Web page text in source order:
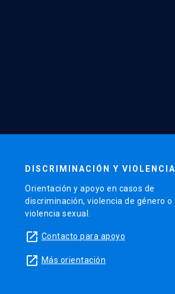
DISCRIMINACIÓN Y VIOLENCIA
Orientación y apoyo en casos de
discriminación, violencia de género o
violencia sexual.
launch Contacto para apoyo
launch Más orientación